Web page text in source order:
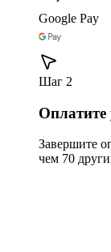
Google Pay
Шаг 2
Оплатите
Завершите
чем 70